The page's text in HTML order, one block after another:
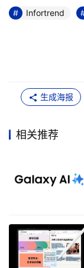
理念服务于广大
配套的软件产品
广大客户提供最
来对于
Infortrend
生成海报
相关推荐